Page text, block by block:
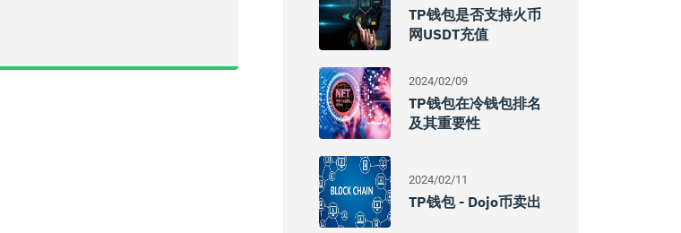
TP钱包是否支持火币
网USDT充值
2024/02/09
TP钱包在冷钱包排名
及其重要性
2024/02/11
TP钱包 - Dojo币卖出